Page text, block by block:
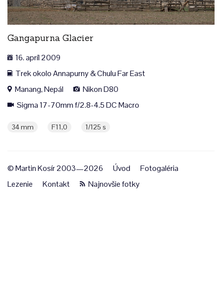
Gangapurna Glacier
16. apríl 2009
Trek okolo Annapurny & Chulu Far East
Manang, Nepál
Nikon D80
Sigma 17-70mm f/2.8-4.5 DC Macro
34 mm F11,0 1/125 s
© Martin Kosír 2003—2026 Úvod
Fotogaléria
Lezenie
Kontakt Najnovšie fotky